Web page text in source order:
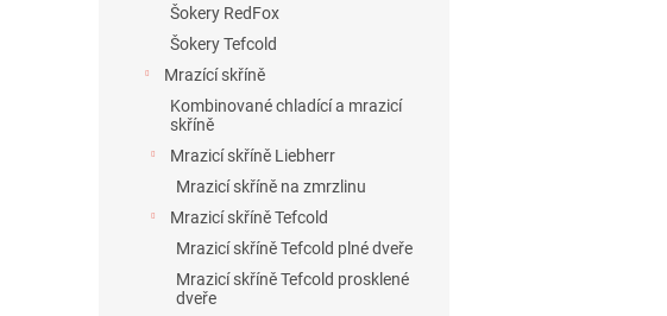
Šokery RedFox
Šokery Tefcold
Mrazící skříně
Kombinované chladící a mrazicí
skříně
Mrazicí skříně Liebherr
Mrazicí skříně na zmrzlinu
Mrazicí skříně Tefcold
Mrazicí skříně Tefcold plné dveře
Mrazicí skříně Tefcold prosklené
dveře